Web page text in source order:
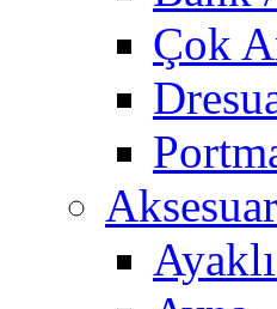
Çok
Aksesuar